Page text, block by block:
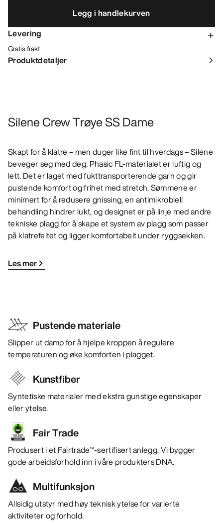
Legg i handlekurven
Levering
Gratis frakt
Produktdetaljer
Silene Crew Trøye SS Dame
Skapt for å klatre – men duger like fint til hverdags – Silene
beveger seg med deg. Phasic FL-materialet er luftig og
lett. Det er laget med fukttransporterende garn og gir
pustende komfort og frihet med stretch. Sømmene er
minimert for å redusere gnissing, en antimikrobiell
behandling hindrer lukt, og designet er på linje med andre
tekniske plagg for å skape et system av plagg som passer
på klatrefeltet og ligger komfortabelt under ryggsekken.
Les mer
Pustende materiale
Slipper ut damp for å hjelpe kroppen å regulere
temperaturen og øke komforten i plagget.
Kunstfiber
Syntetiske materialer med ekstra gunstige egenskaper
eller ytelse.
Fair Trade
Produsert i et Fairtrade™-sertifisert anlegg. Vi bygger
gode arbeidsforhold inn i våre produkters DNA.
Multifunksjon
Allsidig utstyr med høy teknisk ytelse for varierte
aktiviteter og forhold.